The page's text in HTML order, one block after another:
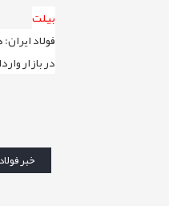
بیلت
فولاد ایران: هفته گذشته
در بازار واردات ترکیه نیز قیمت بیلت در 510
خبر